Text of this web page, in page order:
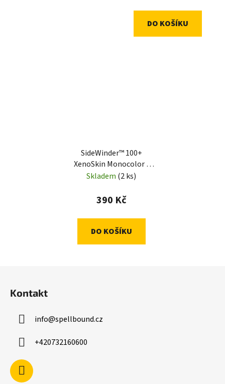
DO KOŠÍKU
SideWinder™ 100+
XenoSkin Monocolor -
Petrol
Skladem (2 ks)
390 Kč
DO KOŠÍKU
Kontakt
info@spellbound.cz
+420732160600